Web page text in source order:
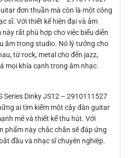
đơn thuần mà còn là một công
sĩ. Với thiết kế hiện đại và âm
rất phù hợp cho việc biểu diễn
âm trong studio. Nó lý tưởng cho
từ rock, metal cho đến jazz,
mọi khía cạnh trong âm nhạc.
Dinky JS12 – 2910111527
ai tìm kiếm một cây đàn guitar
mẽ và thiết kế thu hút. Với
phẩm này chắc chắn sẽ đáp ứng
đầu và nhạc sĩ chuyên nghiệp.